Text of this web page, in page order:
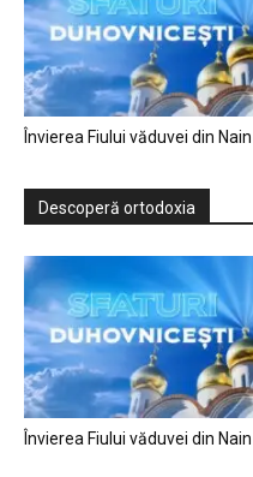
Învierea Fiului văduvei din Nain
Descoperă ortodoxia
Învierea Fiului văduvei din Nain